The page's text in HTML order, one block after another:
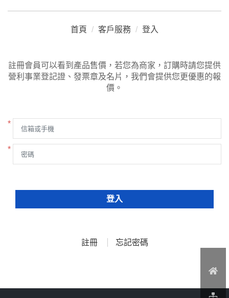
首頁 / 客戶服務 / 登入
註冊會員可以看到產品售價，若您為商家，訂購時請您提供
營利事業登記證、發票章及名片，我們會提供您更優惠的報
價。
*
*
登入
註冊 忘記密碼